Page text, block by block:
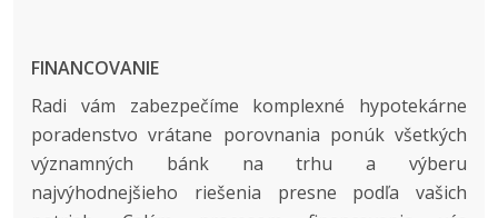
FINANCOVANIE
Radi vám zabezpečíme komplexné hypotekárne
poradenstvo vrátane porovnania ponúk všetkých
významných bánk na trhu a výberu
najvýhodnejšieho riešenia presne podľa vašich